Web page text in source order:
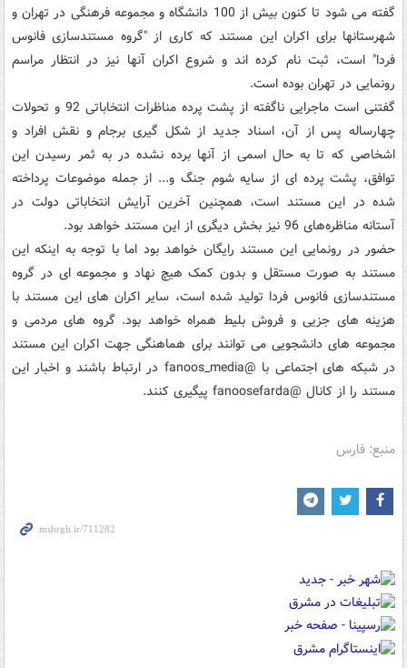
گفته می شود تا کنون بیش از 100 دانشگاه و مجموعه فرهنگی در تهران و
شهرستانها برای اکران این مستند که کاری از "گروه مستندسازی فانوس
فردا" است، ثبت نام کرده اند و شروع اکران آنها نیز در انتظار مراسم
رونمایی در تهران بوده است.
گفتنی است ماجرایی ناگفته از پشت پرده مناظرات انتخاباتی 92 و تحولات
چهارساله پس از آن، اسناد جدید از شکل گیری برجام و نقش افراد و
اشخاصی که تا به حال اسمی از آنها برده نشده در به ثمر رسیدن این
توافق، پشت پرده ای از سایه شوم جنگ و... از جمله موضوعات پرداخته
شده در این مستند است، همچنین آخرین آرایش انتخاباتی دولت در
آستانه مناظره‌های 96 نیز بخش دیگری از این مستند خواهد بود.
حضور در رونمایی این مستند رایگان خواهد بود اما با توجه به اینکه این
مستند به صورت مستقل و بدون کمک هیچ نهاد و مجموعه ای در گروه
مستندسازی فانوس فردا تولید شده است، سایر اکران های این مستند با
هزینه های جزیی و فروش بلیط همراه خواهد بود. گروه های مردمی و
مجموعه های دانشجویی می توانند برای هماهنگی جهت اکران این مستند
در شبکه های اجتماعی با @fanoos_media در ارتباط باشند و اخبار این
مستند را از کانال @fanoosefarda پیگیری کنند.
منبع: فارس